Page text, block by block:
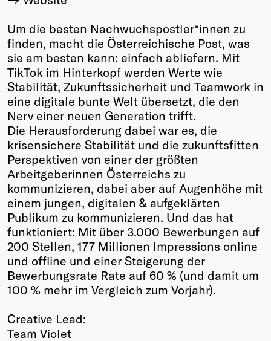
Um die besten Nachwuchspostler*innen zu
finden, macht die Österreichische Post, was
sie am besten kann: einfach abliefern. Mit
TikTok im Hinterkopf werden Werte wie
Stabilität, Zukunftssicherheit und Teamwork in
eine digitale bunte Welt übersetzt, die den
Nerv einer neuen Generation trifft.
Die Herausforderung dabei war es, die
krisensichere Stabilität und die zukunftsfitten
Perspektiven von einer der größten
Arbeitgeberinnen Österreichs zu
kommunizieren, dabei aber auf Augenhöhe mit
einem jungen, digitalen & aufgeklärten
Publikum zu kommunizieren. Und das hat
funktioniert: Mit über 3.000 Bewerbungen auf
200 Stellen, 177 Millionen Impressions online
und offline und einer Steigerung der
Bewerbungsrate Rate auf 60 % (und damit um
100 % mehr im Vergleich zum Vorjahr).
Creative Lead:
Team Violet